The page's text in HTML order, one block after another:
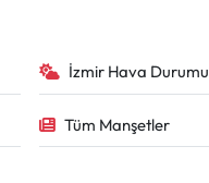
İzmir Hava Durumu
Tüm Manşetler